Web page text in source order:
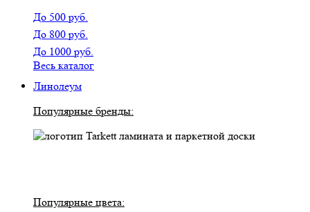
До 500 руб.
До 800 руб.
До 1000 руб.
Весь каталог
Линолеум
Популярные бренды:
Популярные цвета: